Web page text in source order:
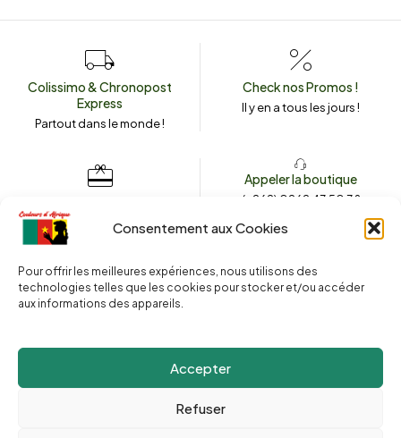
Consentement aux Cookies
Pour offrir les meilleures expériences, nous utilisons des
technologies telles que les cookies pour stocker et/ou accéder
aux informations des appareils.
Accepter
Refuser
Colissimo & Chronopost
Express
Partout dans le monde !
Check nos Promos !
Il y en a tous les jours !
couleursdafrique974.com
Appeler la boutique
(+262) 0262 43 50 38
2025 © Copyright Couleurs d’Afrique 974. Tous droits réservés.